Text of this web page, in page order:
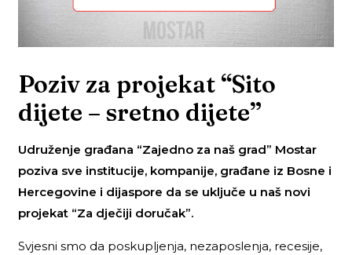
Poziv za projekat “Sito
dijete – sretno dijete”
Udruženje građana “Zajedno za naš grad” Mostar
poziva sve institucije, kompanije, građane iz Bosne i
Hercegovine i dijaspore da se uključe u naš novi
projekat “Za dječiji doručak”.
Svjesni smo da poskupljenja, nezaposlenja, recesije,